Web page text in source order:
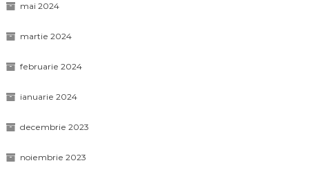
mai 2024
martie 2024
februarie 2024
ianuarie 2024
decembrie 2023
noiembrie 2023